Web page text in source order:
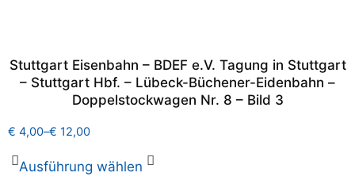
Stuttgart Eisenbahn – BDEF e.V. Tagung in Stuttgart
– Stuttgart Hbf. – Lübeck-Büchener-Eidenbahn –
Doppelstockwagen Nr. 8 – Bild 3
€ 4,00–€ 12,00
Ausführung wählen